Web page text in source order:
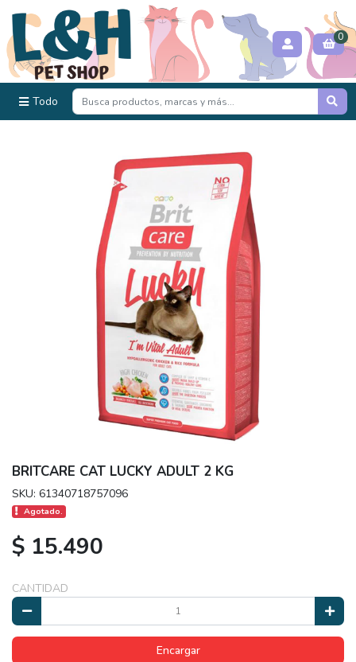
Todo
0
BRITCARE CAT LUCKY ADULT 2 KG
SKU: 61340718757096
Agotado.
$ 15.490
CANTIDAD
Encargar